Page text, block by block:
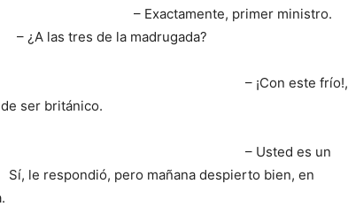
primer ministro.
madrugada?
ministro. – ¡Con este frío!,
ser británico.
le dijo: – Usted es un
le respondió, pero mañana despierto bien, en